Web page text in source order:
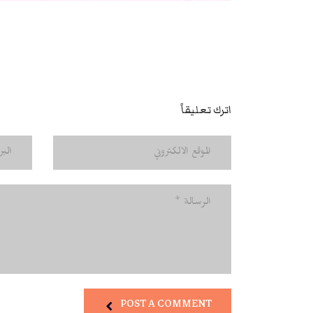
اترك تعليقاً
POST A COMMENT